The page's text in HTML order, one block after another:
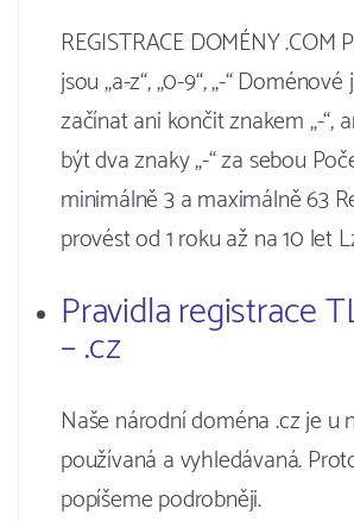
REGISTRACE DOMÉNY .COM
jsou „a-z“, „0-9“, „-“
začínat ani končit znakem „-“,
být dva znaky „-“ za sebou
minimálně 3 a maximálně 63
provést od 1 roku až na 10 let
Pravidla registrace
– .cz
Naše národní doména .cz je u
používaná a vyhledávaná.
popíšeme podrobněji.